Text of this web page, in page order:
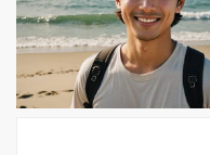
大尉ジ
に服役
ロー・